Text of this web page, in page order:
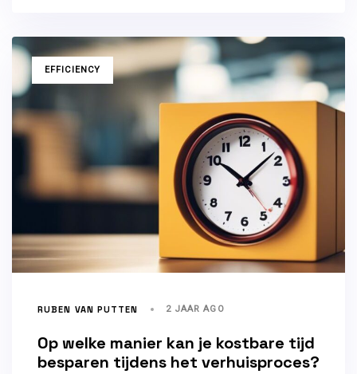
TAGSEFFICIENCY
RUBEN VAN PUTTEN 2 JAAR AGO
Op welke manier kan je kostbare tijd
besparen tijdens het verhuisproces?